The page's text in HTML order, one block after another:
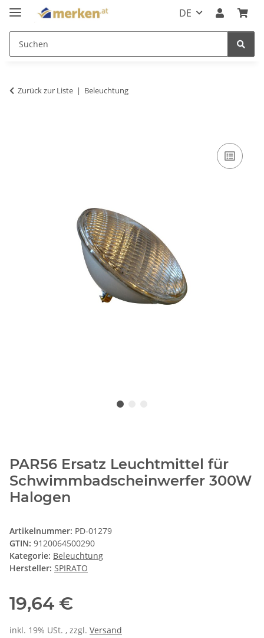
DE
Zurück zur Liste Beleuchtung
PAR56 Ersatz Leuchtmittel für
Schwimmbadscheinwerfer 300W
Halogen
Artikelnummer: PD-01279
GTIN: 9120064500290
Kategorie: Beleuchtung
Hersteller: SPIRATO
19,64 €
inkl. 19% USt. , zzgl. Versand